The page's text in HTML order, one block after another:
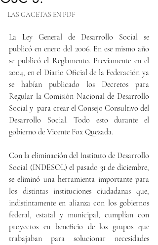
LAS GACETAS EN PDF
La Ley General de Desarrollo Social se
publicó en enero del 2006. En ese mismo año
se publicó el Reglamento. Previamente en el
2004, en el Diario Oficial de la Federación ya
se habían publicado los Decretos para
Regular la Comisión Nacional de Desarrollo
Social y  para crear el Consejo Consultivo del
Desarrollo Social. Todo esto durante el
gobierno de Vicente Fox Quezada.
Con la eliminación del Instituto de Desarrollo
Social (INDESOL) el pasado 31 de diciembre,
se eliminó una herramienta importante para
los distintas instituciones ciudadanas que,
indistintamente en alianza con los gobiernos
federal, estatal y municipal, cumplían con
proyectos en beneficio de los grupos que
trabajaban para solucionar necesidades